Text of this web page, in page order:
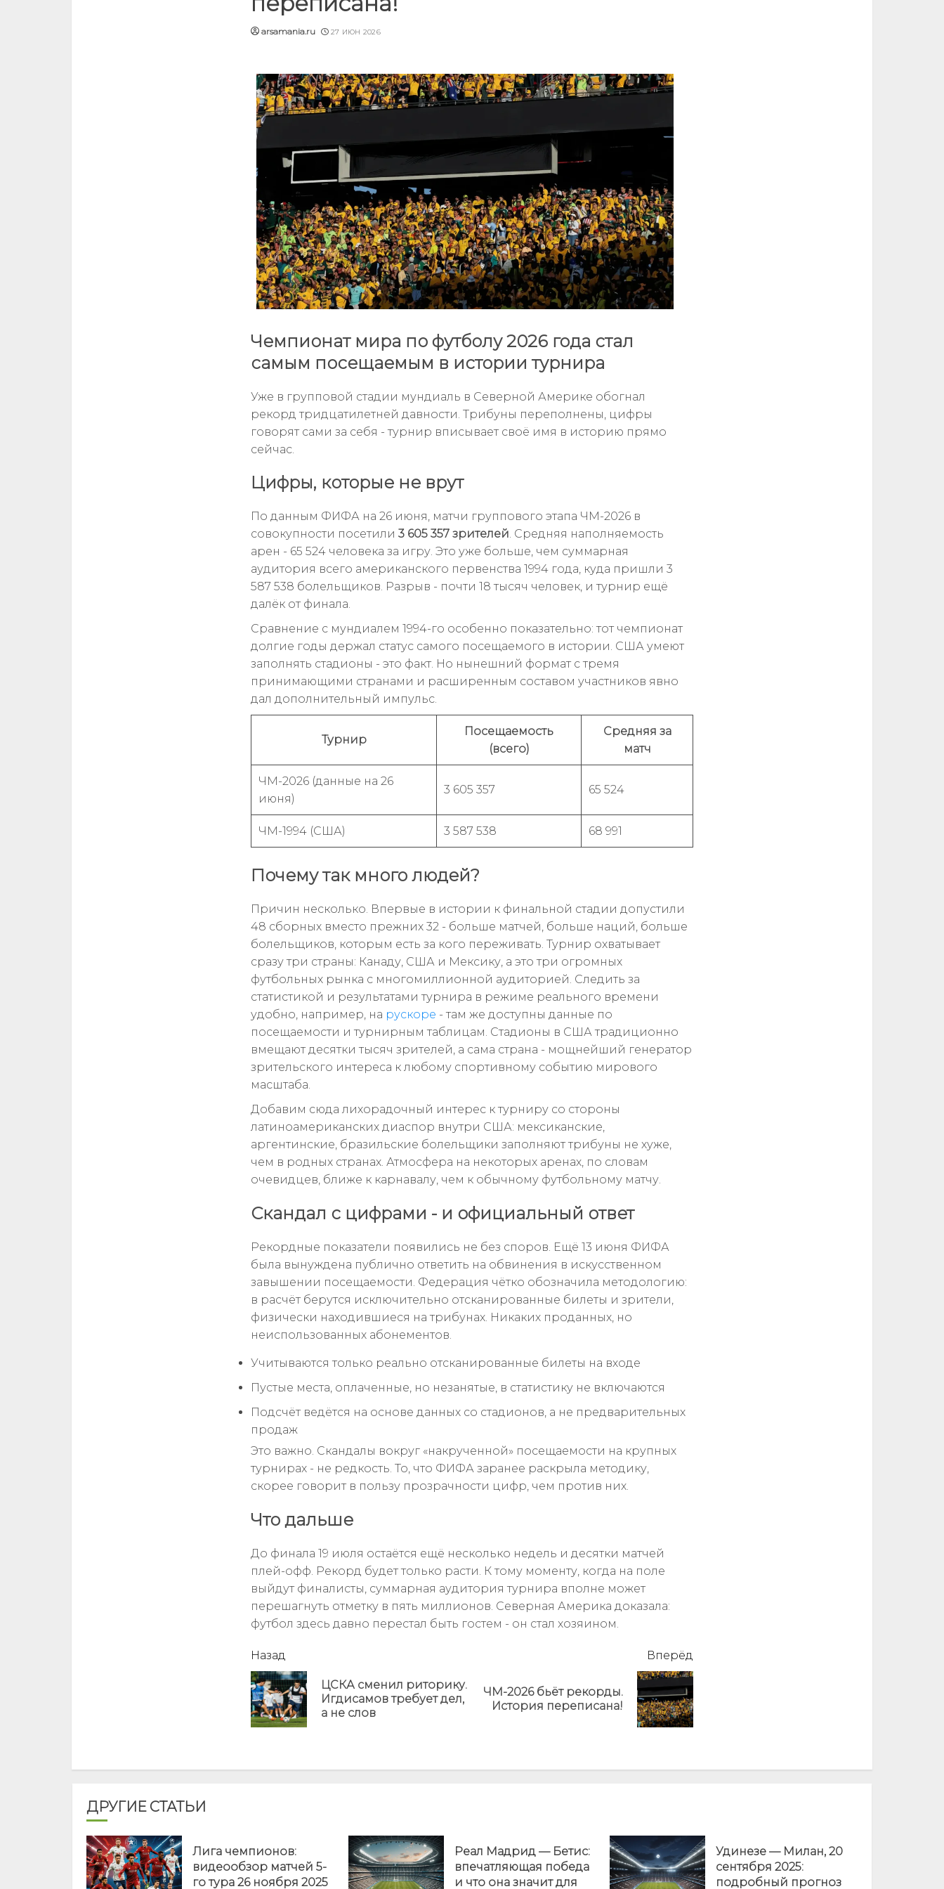
arsamania.ru 27 ИЮН 2026
Чемпионат мира по футболу 2026 года стал
самым посещаемым в истории турнира
Уже в групповой стадии мундиаль в Северной Америке обогнал
рекорд тридцатилетней давности. Трибуны переполнены, цифры
говорят сами за себя - турнир вписывает своё имя в историю прямо
сейчас.
Цифры, которые не врут
По данным ФИФА на 26 июня, матчи группового этапа ЧМ-2026 в
совокупности посетили 3 605 357 зрителей. Средняя наполняемость
арен - 65 524 человека за игру. Это уже больше, чем суммарная
аудитория всего американского первенства 1994 года, куда пришли 3
587 538 болельщиков. Разрыв - почти 18 тысяч человек, и турнир ещё
далёк от финала.
Сравнение с мундиалем 1994-го особенно показательно: тот чемпионат
долгие годы держал статус самого посещаемого в истории. США умеют
заполнять стадионы - это факт. Но нынешний формат с тремя
принимающими странами и расширенным составом участников явно
дал дополнительный импульс.
Турнир
Посещаемость
(всего)
Средняя за
матч
ЧМ-2026 (данные на 26
июня)
3 605 357 65 524
ЧМ-1994 (США) 3 587 538 68 991
Почему так много людей?
Причин несколько. Впервые в истории к финальной стадии допустили
48 сборных вместо прежних 32 - больше матчей, больше наций, больше
болельщиков, которым есть за кого переживать. Турнир охватывает
сразу три страны: Канаду, США и Мексику, а это три огромных
футбольных рынка с многомиллионной аудиторией. Следить за
статистикой и результатами турнира в режиме реального времени
удобно, например, на рускоре - там же доступны данные по
посещаемости и турнирным таблицам. Стадионы в США традиционно
вмещают десятки тысяч зрителей, а сама страна - мощнейший генератор
зрительского интереса к любому спортивному событию мирового
масштаба.
Добавим сюда лихорадочный интерес к турниру со стороны
латиноамериканских диаспор внутри США: мексиканские,
аргентинские, бразильские болельщики заполняют трибуны не хуже,
чем в родных странах. Атмосфера на некоторых аренах, по словам
очевидцев, ближе к карнавалу, чем к обычному футбольному матчу.
Скандал с цифрами - и официальный ответ
Рекордные показатели появились не без споров. Ещё 13 июня ФИФА
была вынуждена публично ответить на обвинения в искусственном
завышении посещаемости. Федерация чётко обозначила методологию:
в расчёт берутся исключительно отсканированные билеты и зрители,
физически находившиеся на трибунах. Никаких проданных, но
неиспользованных абонементов.
Учитываются только реально отсканированные билеты на входе
Пустые места, оплаченные, но незанятые, в статистику не включаются
Подсчёт ведётся на основе данных со стадионов, а не предварительных
продаж
Это важно. Скандалы вокруг «накрученной» посещаемости на крупных
турнирах - не редкость. То, что ФИФА заранее раскрыла методику,
скорее говорит в пользу прозрачности цифр, чем против них.
Что дальше
До финала 19 июля остаётся ещё несколько недель и десятки матчей
плей-офф. Рекорд будет только расти. К тому моменту, когда на поле
выйдут финалисты, суммарная аудитория турнира вполне может
перешагнуть отметку в пять миллионов. Северная Америка доказала:
футбол здесь давно перестал быть гостем - он стал хозяином.
читать
еще
Назад
Предыдущая
новость
ЦСКА сменил риторику.
Игдисамов требует дел,
а не слов
Вперёд
Next
post:
ЧМ-2026 бьёт рекорды.
История переписана!
ДРУГИЕ СТАТЬИ
Лига чемпионов:
видеообзор матчей 5-
го тура 26 ноября 2025
Реал Мадрид — Бетис:
впечатляющая победа
и что она значит для
Удинезе — Милан, 20
сентября 2025:
подробный прогноз